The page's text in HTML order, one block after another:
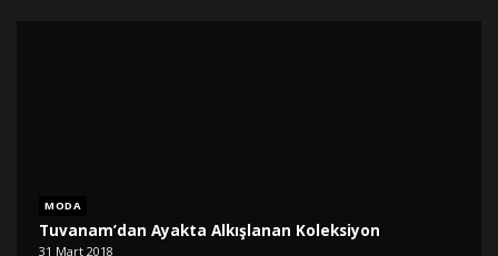
MODA
Tuvanam’dan Ayakta Alkışlanan Koleksiyon
31 Mart 2018